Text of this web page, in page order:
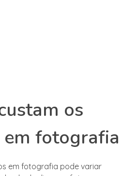
os
fotografia
em fotografia pode variar